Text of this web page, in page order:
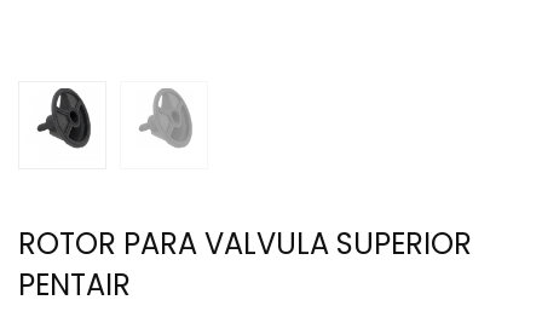
ROTOR PARA VALVULA SUPERIOR
PENTAIR